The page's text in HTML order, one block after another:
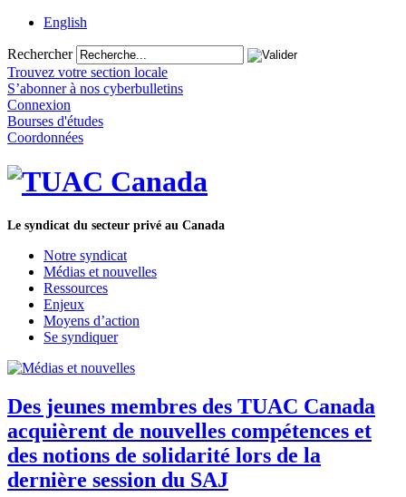
English
Rechercher
Trouvez votre section locale
S’abonner à nos cyberbulletins
Connexion
Bourses d'études
Coordonnées
Le syndicat du secteur privé au Canada
Notre syndicat
Médias et nouvelles
Ressources
Enjeux
Moyens d’action
Se syndiquer
Des jeunes membres des TUAC Canada
acquièrent de nouvelles compétences et
des notions de solidarité lors de la
dernière session du SAJ